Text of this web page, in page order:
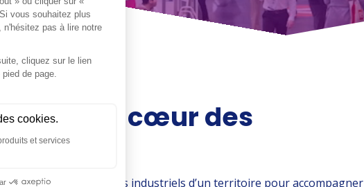
vous au cœur des
fédère les acteurs industriels d’un territoire pour accompagner